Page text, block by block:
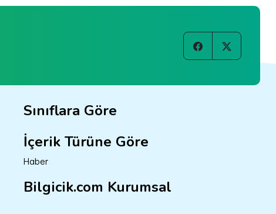
Sınıflara Göre
İçerik Türüne Göre
Haber
Bilgicik.com Kurumsal